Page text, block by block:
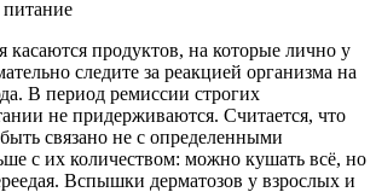
касаются продуктов, на которые лично у
следите за реакцией организма на
В период ремиссии строгих
не придерживаются. Считается, что
связано не с определенными
с их количеством: можно кушать всё, но
Вспышки дерматозов у взрослых и